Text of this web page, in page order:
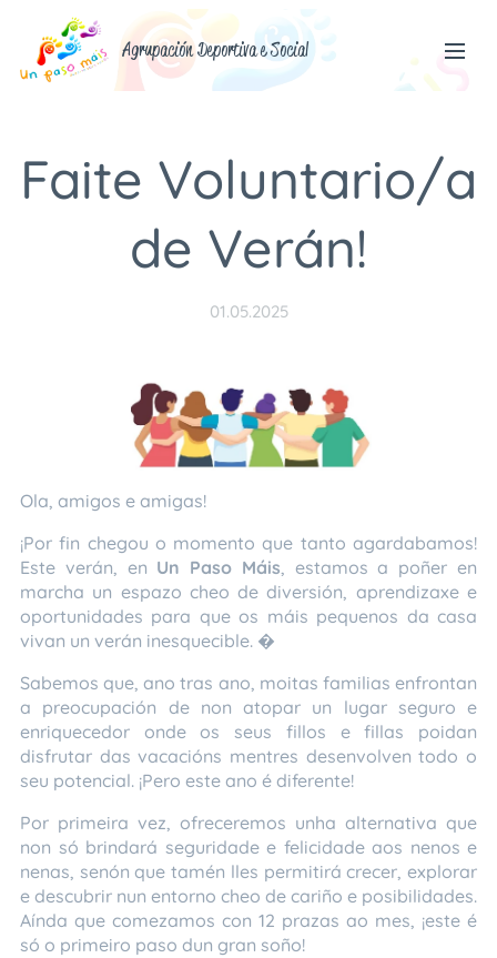
Agrupación Deportiva e Social
Faite Voluntario/a
de Verán!
01.05.2025
Ola, amigos e amigas! 🌟
¡Por fin chegou o momento que tanto agardabamos!
Este verán, en Un Paso Máis, estamos a poñer en
marcha un espazo cheo de diversión, aprendizaxe e
oportunidades para que os máis pequenos da casa
vivan un verán inesquecible. �✨
Sabemos que, ano tras ano, moitas familias enfrontan
a preocupación de non atopar un lugar seguro e
enriquecedor onde os seus fillos e fillas poidan
disfrutar das vacacións mentres desenvolven todo o
seu potencial. ¡Pero este ano é diferente! 💪❤️
Por primeira vez, ofreceremos unha alternativa que
non só brindará seguridade e felicidade aos nenos e
nenas, senón que tamén lles permitirá crecer, explorar
e descubrir nun entorno cheo de cariño e posibilidades.
Aínda que comezamos con 12 prazas ao mes, ¡este é
só o primeiro paso dun gran soño! 🌈🚀